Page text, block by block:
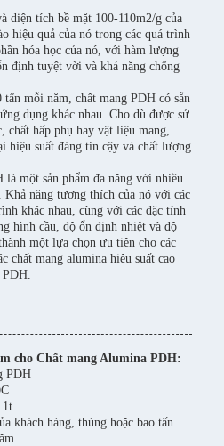
diện tích bề mặt 100-110m2/g của
hiệu quả của nó trong các quá trình
hóa học của nó, với hàm lượng
định tuyệt vời và khả năng chống
mỗi năm, chất mang PDH có sẵn
dụng khác nhau. Cho dù được sử
chất hấp phụ hay vật liệu mang,
hiệu suất đáng tin cậy và chất lượng
là một sản phẩm đa năng với nhiều
năng tương thích của nó với các
khác nhau, cùng với các đặc tính
hình cầu, độ ổn định nhiệt và độ
một lựa chọn ưu tiên cho các
chất mang alumina hiệu suất cao
PDH.
cho Chất mang Alumina PDH:
PDH
1t
khách hàng, thùng hoặc bao tấn